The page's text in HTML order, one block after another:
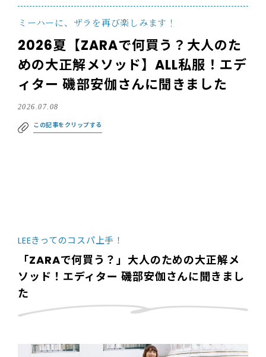
ミーハーに、ザラを再び楽しみます！
2026夏【ZARAで何買う？大人のた
めの大正解メソッド】ALL私服！エデ
ィター 磯部安伽さんに聞きました
2026.07.08
この記事をクリップする
LEEきってのコスパ上手！
「ZARAで何買う？」大人のための大正解メ
ソッド！エディター 磯部安伽さんに聞きまし
た